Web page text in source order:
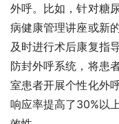
外呼。比如，针对糖
病健康管理讲座或新
及时进行术后康复指
防封外呼系统，将患
室患者开展个性化外
响应率提高了30%以